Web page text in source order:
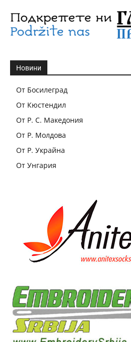
Новини
От Босилеград
От Кюстендил
От Р. С. Македония
От Р. Молдова
От Р. Украйна
От Унгария